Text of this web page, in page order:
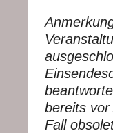
bereits
Fall